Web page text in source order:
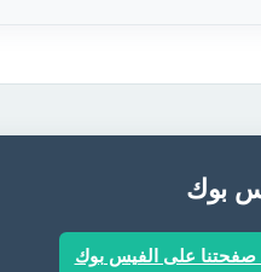
بوك
صفحتنا على الفيس بوك